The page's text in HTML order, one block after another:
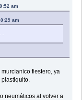
am
am
fiestero, ya
neumáticos al volver a